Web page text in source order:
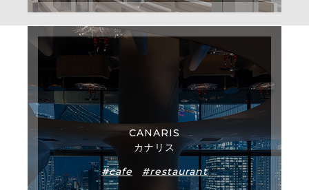
CANARIS
カナリス
#cafe
#restaurant